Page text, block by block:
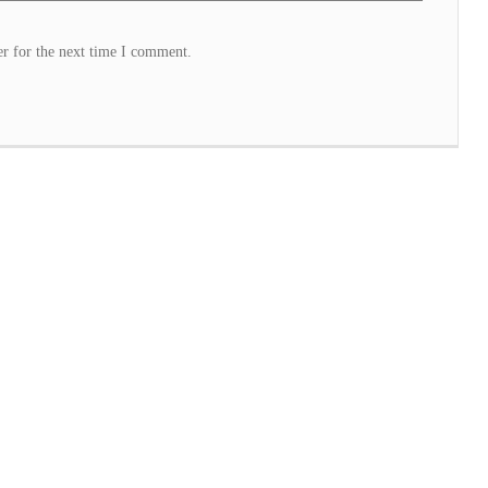
for the next time I comment.